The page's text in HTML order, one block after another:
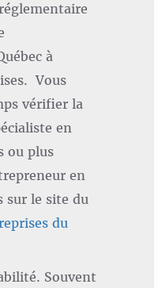
à
Vous
vérifier la
en
ou plus
en
sur le site du
du
Souvent